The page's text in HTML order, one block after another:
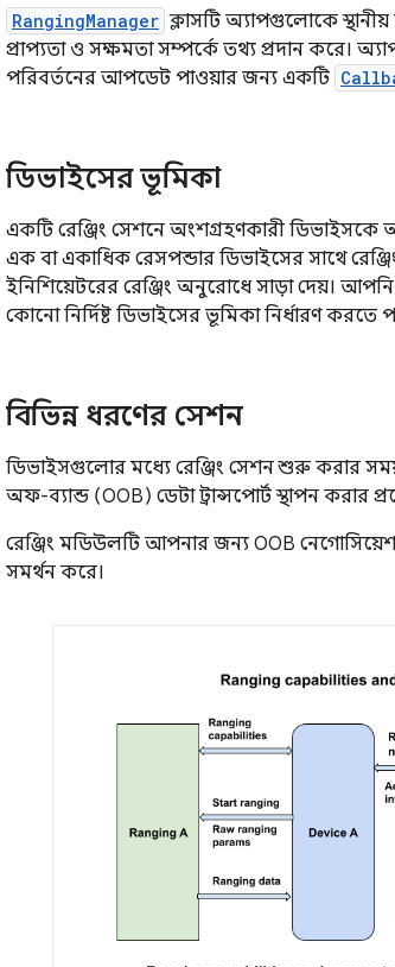
RangingManager ক্লাসটি অ্যাপগুলোকে স্থানীয়
প্রাপ্যতা ও সক্ষমতা সম্পর্কে তথ্য প্রদান করে।
পরিবর্তনের আপডেট পাওয়ার জন্য একটি
ডিভাইসের ভূমিকা
একটি রেঞ্জিং সেশনে অংশগ্রহণকারী ডিভাইসকে
এক বা একাধিক রেসপন্ডার ডিভাইসের সাথে
ইনিশিয়েটরের রেঞ্জিং অনুরোধে সাড়া দেয়। আপনি
কোনো নির্দিষ্ট ডিভাইসের ভূমিকা নির্ধারণ করতে
বিভিন্ন ধরণের সেশন
ডিভাইসগুলোর মধ্যে রেঞ্জিং সেশন শুরু করার
অফ-ব্যান্ড (OOB) ডেটা ট্রান্সপোর্ট স্থাপন করার
রেঞ্জিং মডিউলটি আপনার জন্য OOB
সমর্থন করে।